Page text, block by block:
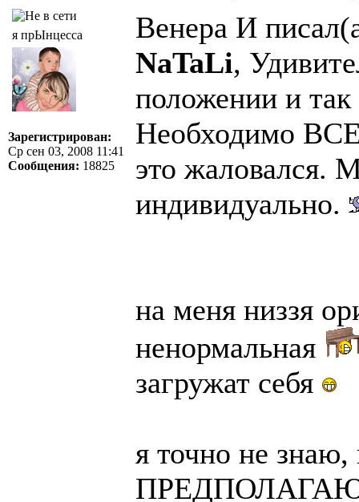
я прЫнцесса
Зарегистрирован:
Ср сен 03, 2008 11:41
Сообщения: 18825
Венера И
NaTaLi,
положении и
Необходимо
это жаловался.
индивидуально.
на меня низзя
ненормальная
загружат себя
я точно не знаю,
ПРЕДПОЛАГАЮ,